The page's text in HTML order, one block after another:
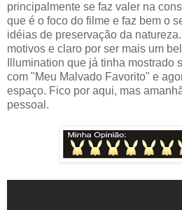
principalmente se faz valer na
que é o foco do filme e faz bem o
idéias de preservação da
motivos e claro por ser mais um
Illumination que já tinha mostrado
com "Meu Malvado Favorito" e
espaço. Fico por aqui, mas
pessoal.